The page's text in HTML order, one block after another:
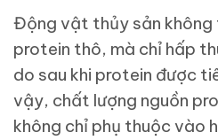
Động vật thủy sản
protein thô, mà chỉ hấp
do sau khi protein được
vậy, chất lượng nguồn
không chỉ phụ thuộc vào